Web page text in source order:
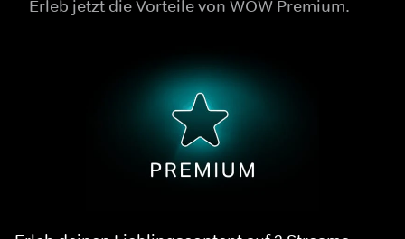
Erleb jetzt die Vorteile von WOW Premium.